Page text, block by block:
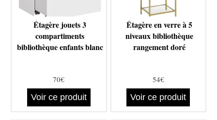
Étagère jouets 3
compartiments
bibliothèque enfants blanc
70€
Voir ce produit
Étagère en verre à 5
niveaux bibliothèque
rangement doré
54€
Voir ce produit